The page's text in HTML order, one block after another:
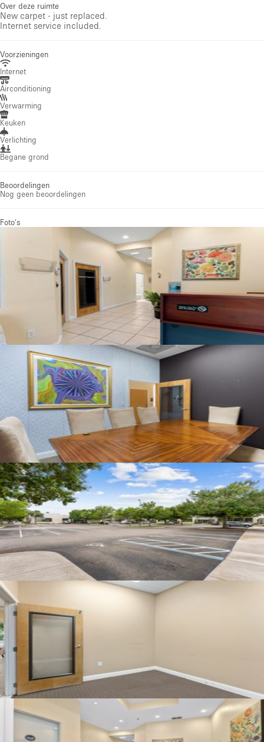
Over deze ruimte
New carpet - just replaced.
Internet service included.
Voorzieningen
Internet
Airconditioning
Verwarming
Keuken
Verlichting
Begane grond
Beoordelingen
Nog geen beoordelingen
Foto's